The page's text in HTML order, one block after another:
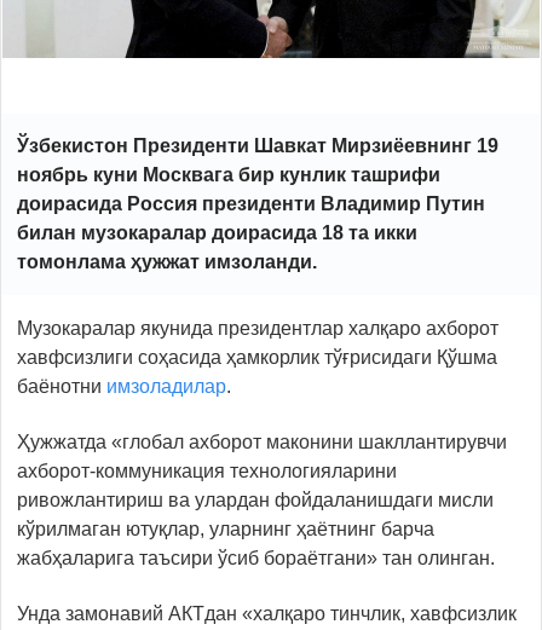
Ўзбекистон Президенти Шавкат Мирзиёевнинг 19
ноябрь куни Москвага бир кунлик ташрифи
доирасида Россия президенти Владимир Путин
билан музокаралар доирасида 18 та икки
томонлама ҳужжат имзоланди.
Музокаралар якунида президентлар халқаро ахборот
хавфсизлиги соҳасида ҳамкорлик тўғрисидаги Қўшма
баёнотни имзоладилар.
Ҳужжатда «глобал ахборот маконини шакллантирувчи
ахборот-коммуникация технологияларини
ривожлантириш ва улардан фойдаланишдаги мисли
кўрилмаган ютуқлар, уларнинг ҳаётнинг барча
жабҳаларига таъсири ўсиб бораётгани» тан олинган.
Унда замонавий АКТдан «халқаро тинчлик, хавфсизлик